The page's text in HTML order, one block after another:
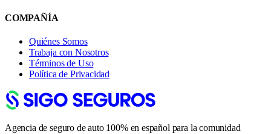
COMPAÑÍA
Quiénes Somos
Trabaja con Nosotros
Términos de Uso
Política de Privacidad
Agencia de seguro de auto 100% en español para la comunidad